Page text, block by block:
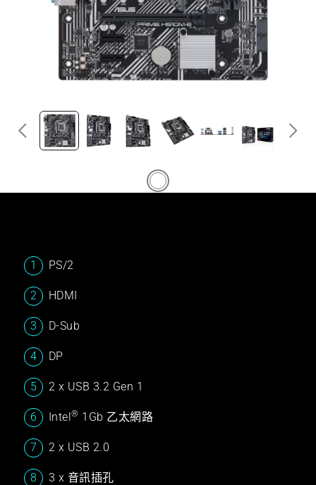
PS/2
HDMI
D-Sub
DP
2 x USB 3.2 Gen 1
Intel® 1Gb 乙太網路
2 x USB 2.0
3 x 音訊插孔